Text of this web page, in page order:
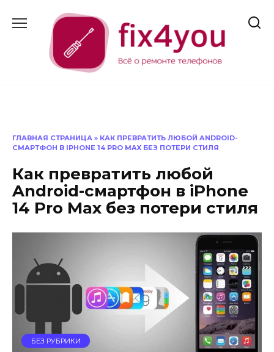
содержанию
ГЛАВНАЯ СТРАНИЦА » КАК ПРЕВРАТИТЬ ЛЮБОЙ ANDROID-
СМАРТФОН В IPHONE 14 PRO MAX БЕЗ ПОТЕРИ СТИЛЯ
Как превратить любой
Android-смартфон в iPhone
14 Pro Max без потери стиля
БЕЗ РУБРИКИ